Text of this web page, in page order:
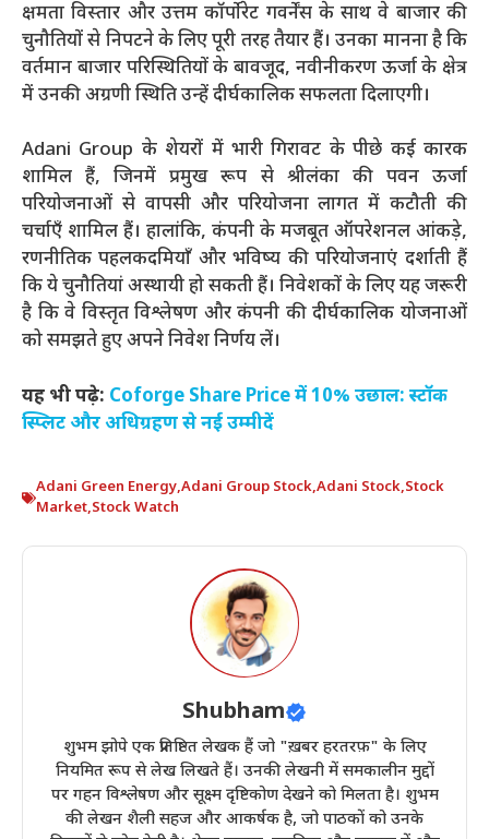
क्षमता विस्तार और उत्तम कॉर्पोरेट गवर्नेंस के साथ वे बाजार की
चुनौतियों से निपटने के लिए पूरी तरह तैयार हैं। उनका मानना है कि
वर्तमान बाजार परिस्थितियों के बावजूद, नवीनीकरण ऊर्जा के क्षेत्र
में उनकी अग्रणी स्थिति उन्हें दीर्घकालिक सफलता दिलाएगी।
Adani Group के शेयरों में भारी गिरावट के पीछे कई कारक
शामिल हैं, जिनमें प्रमुख रूप से श्रीलंका की पवन ऊर्जा
परियोजनाओं से वापसी और परियोजना लागत में कटौती की
चर्चाएँ शामिल हैं। हालांकि, कंपनी के मजबूत ऑपरेशनल आंकड़े,
रणनीतिक पहलकदमियाँ और भविष्य की परियोजनाएं दर्शाती हैं
कि ये चुनौतियां अस्थायी हो सकती हैं। निवेशकों के लिए यह जरूरी
है कि वे विस्तृत विश्लेषण और कंपनी की दीर्घकालिक योजनाओं
को समझते हुए अपने निवेश निर्णय लें।
यह भी पढ़े: Coforge Share Price में 10% उछाल: स्टॉक
स्प्लिट और अधिग्रहण से नई उम्मीदें
Adani Green Energy,Adani Group Stock,Adani Stock,Stock
Market,Stock Watch
Shubham
शुभम झोपे एक प्रतिष्ठित लेखक हैं जो "ख़बर हरतरफ़" के लिए
नियमित रूप से लेख लिखते हैं। उनकी लेखनी में समकालीन मुद्दों
पर गहन विश्लेषण और सूक्ष्म दृष्टिकोण देखने को मिलता है। शुभम
की लेखन शैली सहज और आकर्षक है, जो पाठकों को उनके